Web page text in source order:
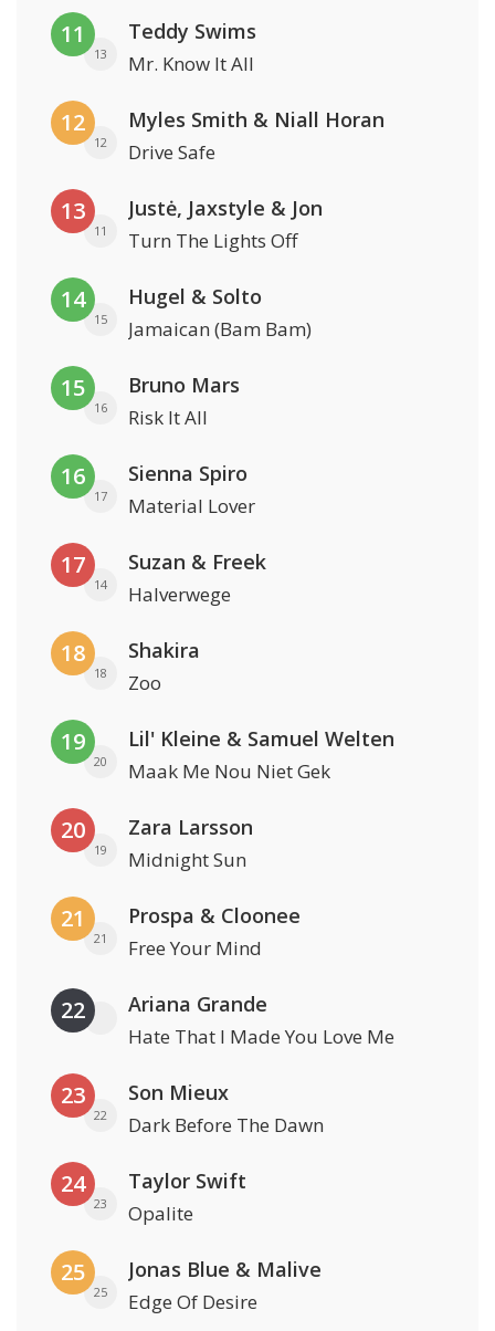
11
13
Teddy Swims
Mr. Know It All
12
12
Myles Smith & Niall Horan
Drive Safe
13
11
Justė, Jaxstyle & Jon
Turn The Lights Off
14
15
Hugel & Solto
Jamaican (Bam Bam)
15
16
Bruno Mars
Risk It All
16
17
Sienna Spiro
Material Lover
17
14
Suzan & Freek
Halverwege
18
18
Shakira
Zoo
19
20
Lil' Kleine & Samuel Welten
Maak Me Nou Niet Gek
20
19
Zara Larsson
Midnight Sun
21
21
Prospa & Cloonee
Free Your Mind
22 Ariana Grande
Hate That I Made You Love Me
23
22
Son Mieux
Dark Before The Dawn
24
23
Taylor Swift
Opalite
25
25
Jonas Blue & Malive
Edge Of Desire